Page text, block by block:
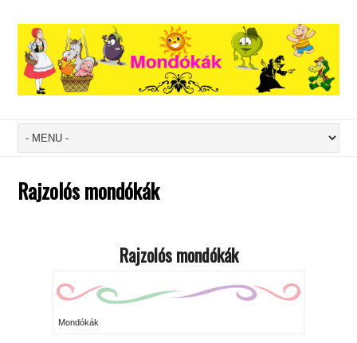
Rajzolós mondókák
Rajzolós mondókák
Mondókák